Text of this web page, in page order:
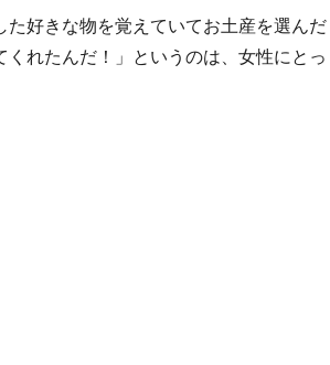
好きな物を覚えていてお土産を選んだ
れたんだ！」というのは、女性にとっ